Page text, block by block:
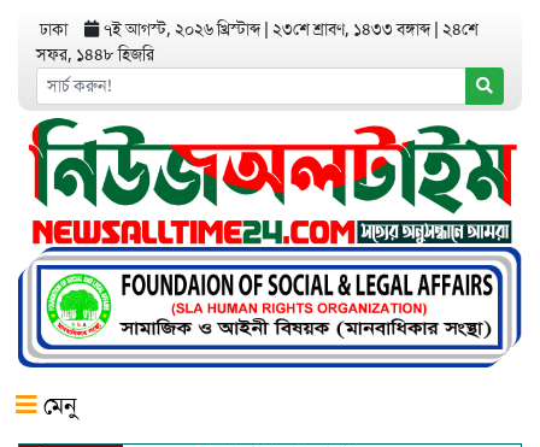
ঢাকা ৭ই আগস্ট, ২০২৬ খ্রিস্টাব্দ ২৩শে শ্রাবণ, ১৪৩৩ বঙ্গাব্দ ২৪শে
সফর, ১৪৪৮ হিজরি
মেনু